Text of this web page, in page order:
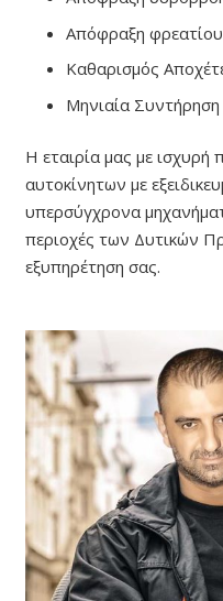
Απόφραξη
Καθαρισμός
Μηνιαία
Η εταιρία μας με
αυτοκίνητων με
υπερσύγχρονα
περιοχές των Δυτικών
εξυπηρέτηση σας.